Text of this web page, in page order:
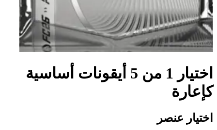
اختيار 1 من 5 أيقونات أساسية
كإعارة
اختيار عنصر